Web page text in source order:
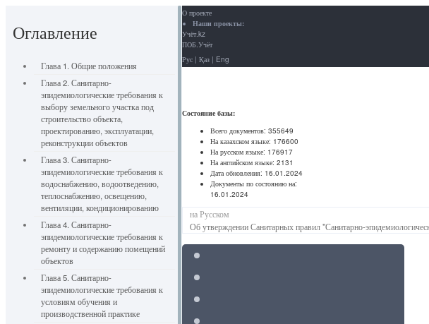
Оглавление
Глава 1. Общие положения
Глава 2. Санитарно-
эпидемиологические требования к
выбору земельного участка под
строительство объекта,
проектированию, эксплуатации,
реконструкции объектов
Глава 3. Санитарно-
эпидемиологические требования к
водоснабжению, водоотведению,
теплоснабжению, освещению,
вентиляции, кондиционированию
Глава 4. Санитарно-
эпидемиологические требования к
ремонту и содержанию помещений
объектов
Глава 5. Санитарно-
эпидемиологические требования к
условиям обучения и
производственной практике
О проекте
Наши проекты:
Учёт.kz
ПОБ.Учёт
Рус | Қаз | Eng
Состояние базы:
Всего документов: 355649
На казахском языке: 176600
На русском языке: 176917
На английском языке: 2131
Дата обновления: 16.01.2024
Документы по состоянию на:
16.01.2024
на Русском
Об утверждении Санитарных правил "Санитарно-